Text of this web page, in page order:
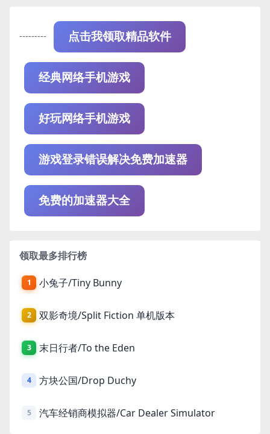
--------- 点击我领取精品软件
经典网络手机游戏
好玩网络手机游戏
游戏登录错误解决免费加速器
免费的加速器大全
领取最多排行榜
1 小兔子/Tiny Bunny
2 双影奇境/Split Fiction 单机版本
3 末日行者/To the Eden
4 方块公国/Drop Duchy
5 汽车经销商模拟器/Car Dealer Simulator